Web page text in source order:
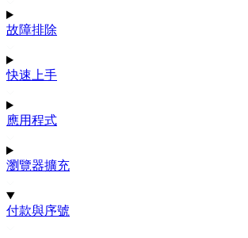
故障排除
快速上手
應用程式
瀏覽器擴充
付款與序號